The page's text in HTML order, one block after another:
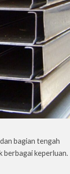
bagian tengah
berbagai keperluan.